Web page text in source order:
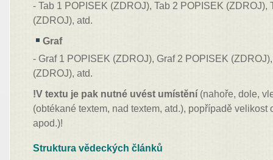
- Tab 1 POPISEK (ZDROJ), Tab 2 POPISEK (ZDROJ),
(ZDROJ), atd.
Graf
- Graf 1 POPISEK (ZDROJ), Graf 2 POPISEK
(ZDROJ), atd.
!V textu je pak nutné uvést umístění (nahoře, dole,
(obtékané textem, nad textem, atd.), popřípadě velikost
apod.)!
Struktura vědeckých článků